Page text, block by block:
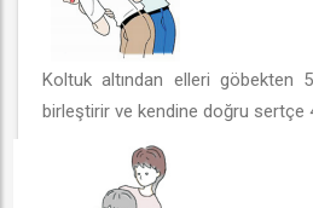
Koltuk altından elleri göbekten
birleştirir ve kendine doğru sertçe